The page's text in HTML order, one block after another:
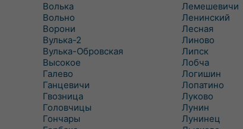
Волька
Вольно
Ворони
Вулька-2
Вулька-Обровская
Высокое
Галево
Ганцевичи
Гвозница
Головчицы
Гончары
Лемешевичи
Ленинский
Лесная
Линово
Липск
Лобча
Логишин
Лопатино
Луково
Лунин
Лунинец